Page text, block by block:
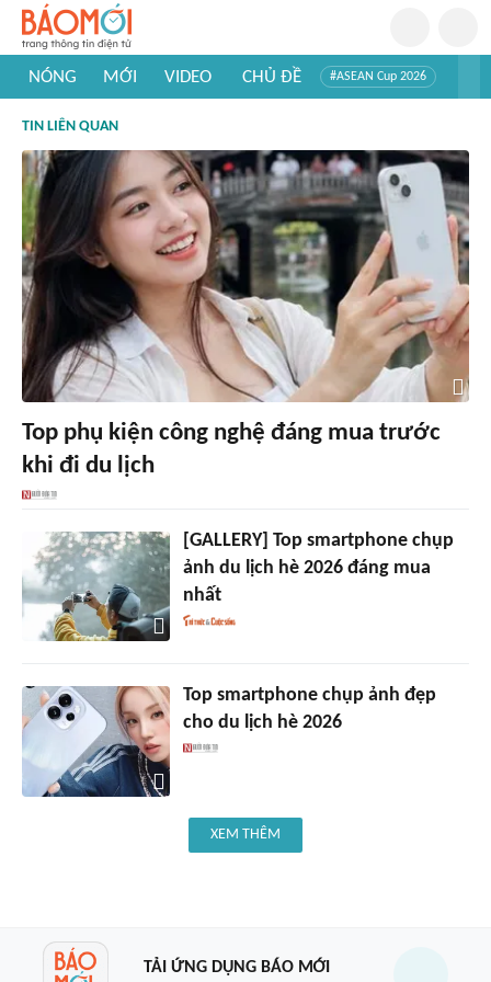
NÓNG MỚI VIDEO CHỦ ĐỀ #ASEAN Cup 2026
#Khám phá thế giới
TIN LIÊN QUAN
Top phụ kiện công nghệ đáng mua trước
khi đi du lịch
[GALLERY] Top smartphone chụp
ảnh du lịch hè 2026 đáng mua
nhất
Top smartphone chụp ảnh đẹp
cho du lịch hè 2026
XEM THÊM
TẢI ỨNG DỤNG BÁO MỚI